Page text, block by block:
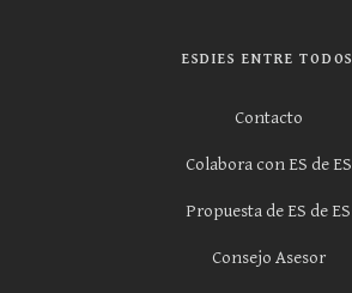
ESDIES ENTRE TODOS
Contacto
Colabora con ES de ES
Propuesta de ES de ES
Consejo Asesor